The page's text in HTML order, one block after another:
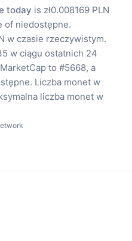
today is zł0.008169 PLN
of niedostępne.
w czasie rzeczywistym.
w ciągu ostatnich 24
to #5668, a
Liczba monet w
liczba monet w